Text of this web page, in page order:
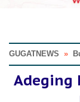
GUGATNEWS »
Adeging